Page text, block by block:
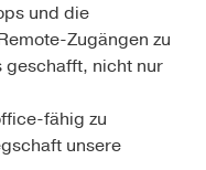
und die
Zugängen zu
geschafft, nicht nur
fähig zu
unsere